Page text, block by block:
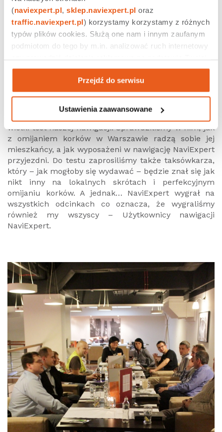
(naviexpert.pl, sklep.naviexpert.pl
traffic.naviexpert.pl) korzystamy korzystamy z różnych
typów plików cookies. Służą one nam i innym zaufanym
podmiotom do tego by m.in. analizować ruch internetowy
aktywności na naszych stronach internetowych. Więcej
informacji znajdziesz w naszej polityce prywatności
Przejdź do serwisu
Ustawienia zaawansowane
WIELKI TEST NAWIGACJI NA SZÓSTE URODZINY
NAVIEXPERT
W listopadzie 2005 roku firma NaviExpert wydała
przeszła drogę od typowego start-upu do poważnej,
prężnie rozwijającej się firmy. By uczcić szóste
urodziny, wspólnie z najaktywniejszymi
Użytkownikami forum NaviE-xpert przeprowadziliśmy
wielki test naszej nawigacji. Sprawdziliśmy w nim, jak
z omijaniem korków w Warszawie radzą sobie jej
mieszkańcy, a jak wyposażeni w nawigację NaviExpert
przyjezdni. Do testu zaprosiliśmy także taksówkarza,
który – jak mogłoby się wydawać – będzie znał się jak
nikt inny na lokalnych skrótach i perfekcyjnym
omijaniu korków. A jednak… NaviExpert wygrał na
wszystkich odcinkach co oznacza, że wygraliśmy
również my wszyscy – Użytkownicy nawigacji
NaviExpert.